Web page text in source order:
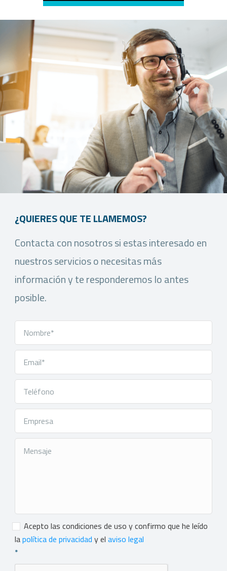
¿QUIERES QUE TE LLAMEMOS?
Contacta con nosotros si estas interesado en
nuestros servicios o necesitas más
información y te responderemos lo antes
posible.
Consentimiento*
Acepto las condiciones de uso y confirmo que he leído
lapolítica de privacidad y el aviso legal
*